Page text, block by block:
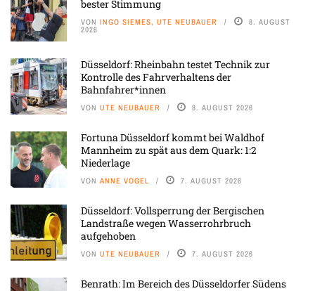
bester Stimmung
VON INGO SIEMES, UTE NEUBAUER 8. AUGUST
2026
Düsseldorf: Rheinbahn testet Technik zur
Kontrolle des Fahrverhaltens der
Bahnfahrer*innen
VON UTE NEUBAUER 8. AUGUST 2026
Fortuna Düsseldorf kommt bei Waldhof
Mannheim zu spät aus dem Quark: 1:2
Niederlage
VON ANNE VOGEL 7. AUGUST 2026
Düsseldorf: Vollsperrung der Bergischen
Landstraße wegen Wasserrohrbruch
aufgehoben
VON UTE NEUBAUER 7. AUGUST 2026
Benrath: Im Bereich des Düsseldorfer Südens